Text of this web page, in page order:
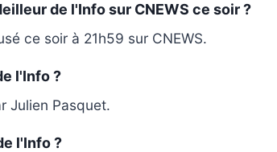
de l'Info sur CNEWS ce soir ?
ce soir à 21h59 sur CNEWS.
l'Info ?
Julien Pasquet.
l'Info ?